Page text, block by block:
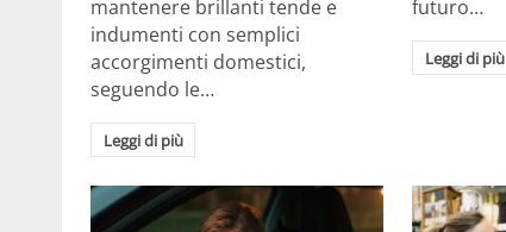
mantenere brillanti tende e
indumenti con semplici
accorgimenti domestici,
seguendo le…
Leggi di più
futuro…
Leggi di più